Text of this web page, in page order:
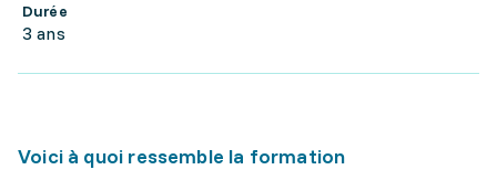
Durée
3 ans
Voici à quoi ressemble la formation